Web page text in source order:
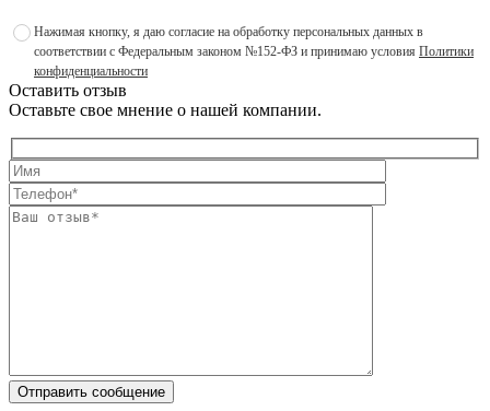
Нажимая кнопку, я даю согласие на обработку персональных данных в
соответствии с Федеральным законом №152-ФЗ и принимаю условия Политики
конфиденциальности
Оставить отзыв
Оставьте свое мнение о нашей компании.
Отправить сообщение